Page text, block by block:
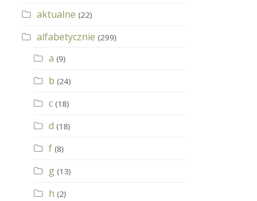
aktualne (22)
alfabetycznie (299)
a (9)
b (24)
c (18)
d (18)
f (8)
g (13)
h (2)